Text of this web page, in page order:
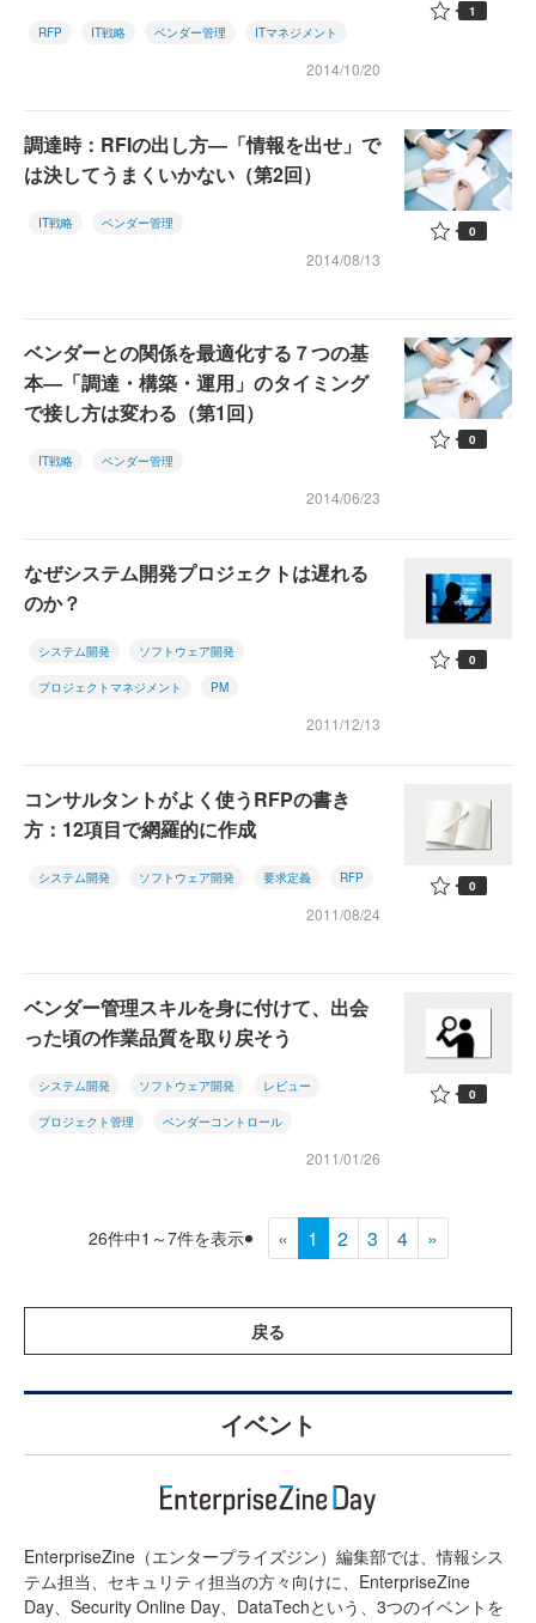
RFP IT戦略 ベンダー管理 ITマネジメント
2014/10/20
1
調達時：RFIの出し方―「情報を出せ」で
は決してうまくいかない（第2回）
IT戦略 ベンダー管理
2014/08/13
0
ベンダーとの関係を最適化する７つの基
本―「調達・構築・運用」のタイミング
で接し方は変わる（第1回）
IT戦略 ベンダー管理
2014/06/23
0
なぜシステム開発プロジェクトは遅れる
のか？
システム開発 ソフトウェア開発
プロジェクトマネジメント PM
2011/12/13
0
コンサルタントがよく使うRFPの書き
方：12項目で網羅的に作成
システム開発 ソフトウェア開発 要求定義 RFP
2011/08/24
0
ベンダー管理スキルを身に付けて、出会
った頃の作業品質を取り戻そう
システム開発 ソフトウェア開発 レビュー
プロジェクト管理 ベンダーコントロール
2011/01/26
0
26件中1～7件を表示 « 1 2 3 4 »
戻る
イベント
EnterpriseZine（エンタープライズジン）編集部では、情報シス
テム担当、セキュリティ担当の方々向けに、EnterpriseZine
Day、Security Online Day、DataTechという、3つのイベントを